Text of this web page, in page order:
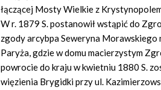
łączącej Mosty Wielkie z
W r. 1879 S. postanowił wstąpić do
zgody arcybpa Seweryna Morawskiego
Paryża, gdzie w domu macierzystym
powrocie do kraju w kwietniu 1880 S.
więzienia Brygidki przy ul.